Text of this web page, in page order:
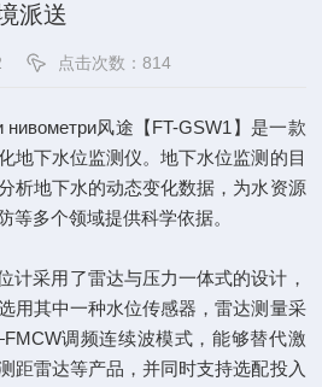
派送
点击次数：814
风途【FT-GSW1】是一款
地下水位监测仪。地下水位监测的目
析地下水的动态变化数据，为水资源
等多个领域提供科学依据。
采用了雷达与压力一体式的设计，
用其中一种水位传感器，雷达测量采
调频连续波模式，能够替代激
距雷达等产品，并同时支持选配投入